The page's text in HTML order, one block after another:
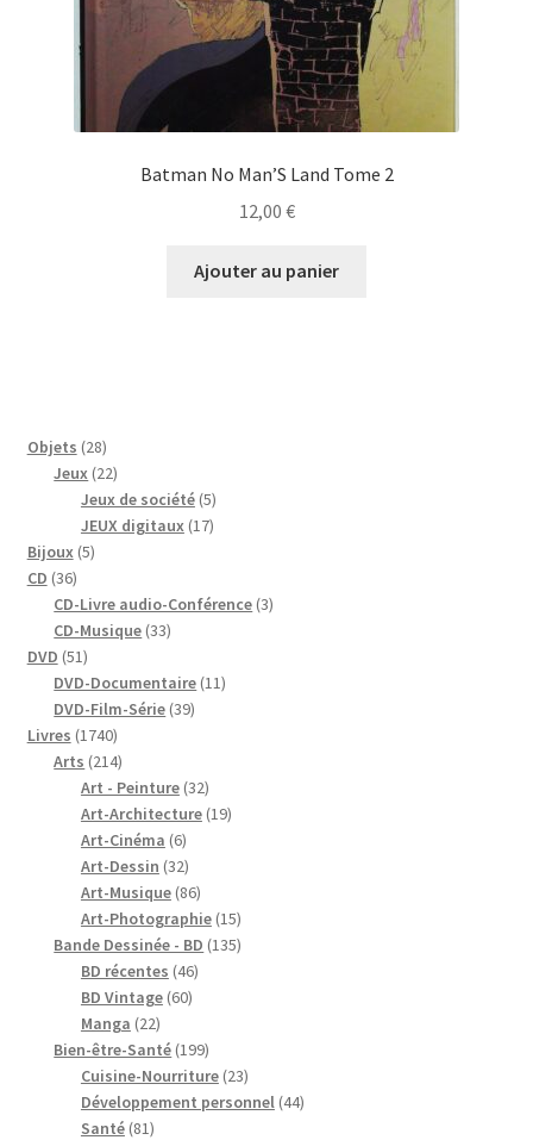
Batman No Man’S Land Tome 2
12,00 €
Ajouter au panier
Objets 2828
produits
Jeux 2222
produits
Jeux de société 55
produits
JEUX digitaux 1717
Bijoux 55
CD 3636
produits
CD-Livre audio-Conférence 33
CD-Musique 3333
DVD 5151
produits
DVD-Documentaire 1111
DVD-Film-Série 3939
Livres 17401740
produits
Arts 214214
produits
Art - Peinture 3232
produits
Art-Architecture 1919
Art-Cinéma 66
produits
Art-Dessin 3232
produits
Art-Musique 8686
produits
Art-Photographie 1515
produits
Bande Dessinée - BD 135135
BD récentes 4646
BD Vintage 6060
Manga 2222
produits
Bien-être-Santé 199199
produits
Cuisine-Nourriture 2323
produits
Développement personnel 4444
Santé 8181